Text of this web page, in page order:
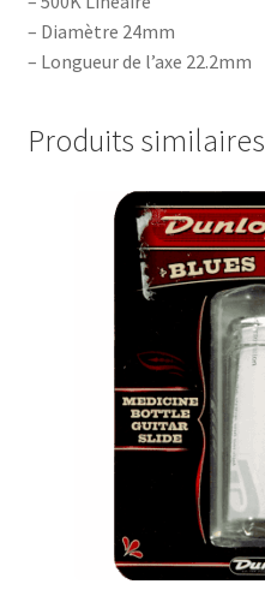
– Diamètre 24mm
– Longueur de l’axe 22.2mm
Produits similaires